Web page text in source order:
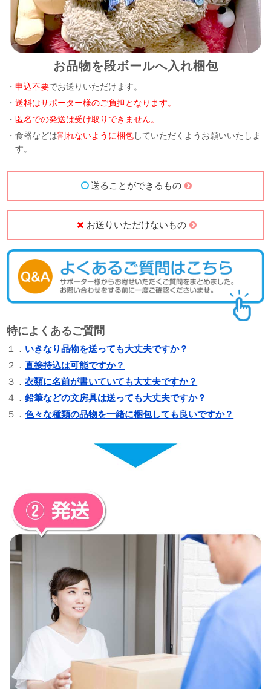
お品物を段ボールへ入れ梱包
・申込不要でお送りいただけます。
・送料はサポーター様のご負担となります。
・ 匿名での発送は受け取りできません。
・食器などは割れないように梱包していただくようお願いいたしま
す。
送ることができるもの
お送りいただけないもの
特によくあるご質問
１． いきなり品物を送っても大丈夫ですか？
２．直接持込は可能ですか？
３．衣類に名前が書いていても大丈夫ですか？
４．鉛筆などの文房具は送っても大丈夫ですか？
５．色々な種類の品物を一緒に梱包しても良いですか？